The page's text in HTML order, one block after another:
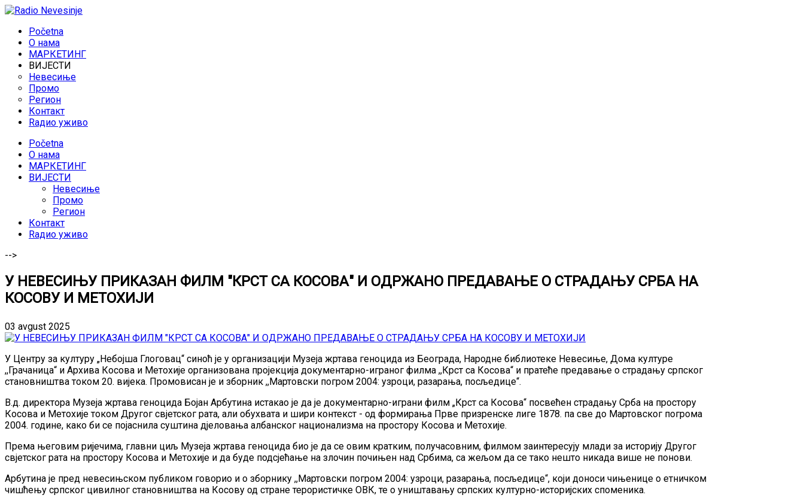
Početna
O нама
МАРКЕТИНГ
ВИЈЕСТИ
Невесиње
Промо
Регион
Контакт
Rадио уживо
Početna
O нама
МАРКЕТИНГ
ВИЈЕСТИ
Невесиње
Промо
Регион
Контакт
Rадио уживо
-->
У НЕВЕСИЊУ ПРИКАЗАН ФИЛМ "КРСТ СА КОСОВА" И ОДРЖАНО ПРЕДАВАЊЕ О СТРАДАЊУ СРБА НА
КОСОВУ И МЕТОХИЈИ
03 avgust 2025
У Центру за културу „Небојша Глоговац“ синоћ је у организацији Музеја жртава геноцида из Београда, Народне библиотеке Невесиње, Дома културе
,,Грачаница“ и Архива Косова и Метохије организована пројекција документарно-играног филма ,,Крст са Косова“ и пратеће предавање о страдању српског
становништва током 20. вијека. Промовисан је и зборник ,,Мартовски погром 2004: узроци, разарања, посљедице“.
В.д. директора Музеја жртава геноцида Бојан Арбутина истакао је да је документарно-играни филм „Крст са Косова“ посвећен страдању Срба на простору
Косова и Метохије током Другог свјетског рата, али обухвата и шири контекст - од формирања Прве призренске лиге 1878. па све до Мартовског погрома
2004. године, како би се појаснила суштина дјеловања албанског национализма на простору Косова и Метохије.
Према његовим ријечима, главни циљ Музеја жртава геноцида био је да се овим кратким, получасовним, филмом заинтересују млади за историју Другог
свјетског рата на простору Косова и Метохије и да буде подсјећање на злочин почињен над Србима, са жељом да се тако нешто никада више не понови.
Арбутина је пред невесињском публиком говорио и о зборнику ,,Мартовски погром 2004: узроци, разарања, посљедице“, који доноси чињенице о етничком
чишћењу српског цивилног становништва на Косову од стране терористичке ОВК, те о уништавању српских културно-историјских споменика.